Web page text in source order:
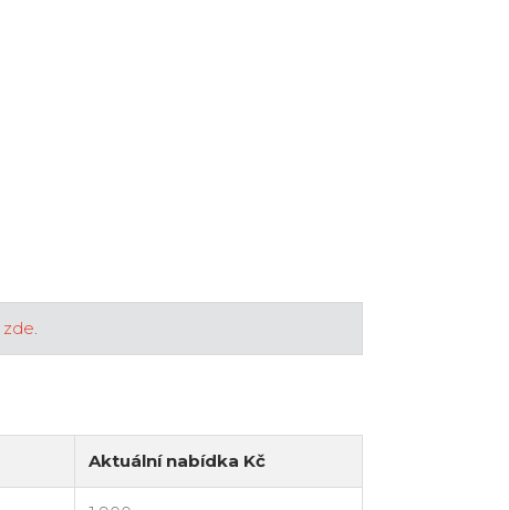
zde.